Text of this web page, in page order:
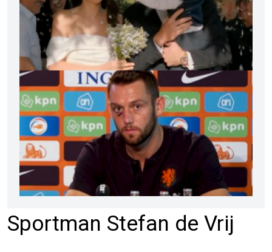
Sportman Stefan de Vrij